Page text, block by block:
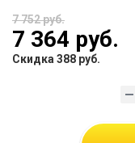
7 752 руб.
7 364 руб.
Скидка 388 руб.